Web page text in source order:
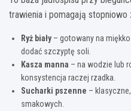
trawienia i pomagają stopniowo
Ryż biały– gotowany na
dodać szczyptę soli.
Kasza manna – na wodzie lub
konsystencja raczej rzadka.
Sucharki pszenne –
smakowych.